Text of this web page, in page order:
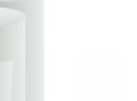
800 mAh